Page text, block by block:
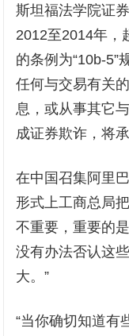
斯坦福法学院证
2012至2014年，
的条例为“10b-5”
任何与交易有关
息，或从事其它
成证券欺诈，将
在中国召集阿里
形式上工商总局
不重要，重要的
没有办法否认这
大。”
“当你确切知道有